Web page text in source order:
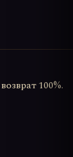
100%.